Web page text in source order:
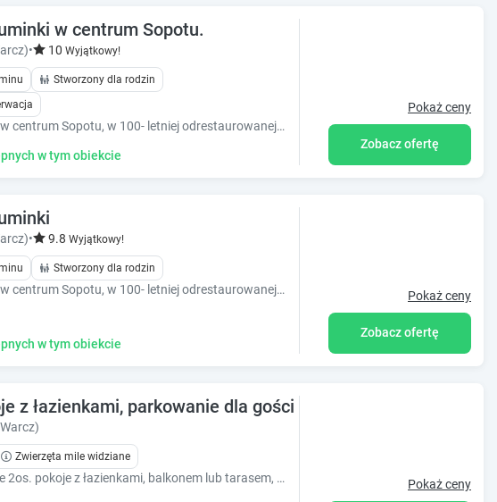
w centrum Sopotu.
• 10 Wyjątkowy!
Stworzony dla rodzin
Apartamenty-Muminki w centrum Sopotu, w 100- letniej odrestaurowanej Rodzinnej Kamienicy. Blisko morza: 3 minuty do plaży, Molo i Monte Cassino !
w tym obiekcie
Pokaż ceny
Zobacz ofertę
• 9.8 Wyjątkowy!
Stworzony dla rodzin
Apartamenty-Muminki w centrum Sopotu, w 100- letniej odrestaurowanej Rodzinnej Kamienicy. Blisko morza: 150m do plaży, Molo i Monte Cassino !
w tym obiekcie
Pokaż ceny
Zobacz ofertę
z łazienkami, parkowanie dla gości
Zwierzęta mile widziane
Samodzielne, słoneczne 2os. pokoje z łazienkami, balkonem lub tarasem, dodatkowym atutem jest, bezpłatne miejsce do parkowania, na terenie ogrodzonym. Pokaż ceny